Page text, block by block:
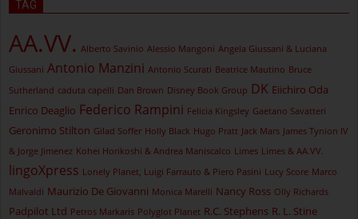
TAG
AA.VV. Alberto Savinio Alessio Mangoni Angela Giussani & Luciana
Giussani Antonio Manzini Antonio Scurati Beatrice Mautino Bruce
Sutherland caduta capelli Dan Brown Disney Book Group DK Eiichiro Oda
Enrico Deaglio Federico Rampini Felicia Kingsley Gaetano Savatteri
Geronimo Stilton Gilad Soffer Holly Black Hugo Pratt Jack Mars James Tynion IV
& Jorge Jimenez Kohei Horikoshi & Andrea Maniscalco Limes Limes & AA.VV.
lingoXpress Lonely Planet, Luigi Farrauto & Piero Pasini Lucy Score Marco
Malvaldi Maurizio De Giovanni Monica Marelli Nancy Ross Olly Richards
Padpilot Ltd Petros Markaris Polyglot Planet R.C. Stephens R. L. Stine